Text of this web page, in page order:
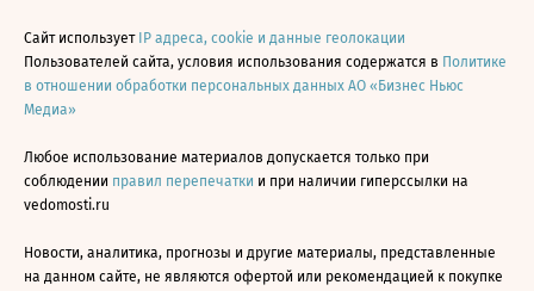
Сайт использует IP адреса, cookie и данные геолокации
Пользователей сайта, условия использования содержатся в Политике
в отношении обработки персональных данных АО «Бизнес Ньюс
Медиа»
Любое использование материалов допускается только при
соблюдении правил перепечатки и при наличии гиперссылки на
vedomosti.ru
Новости, аналитика, прогнозы и другие материалы, представленные
на данном сайте, не являются офертой или рекомендацией к покупке